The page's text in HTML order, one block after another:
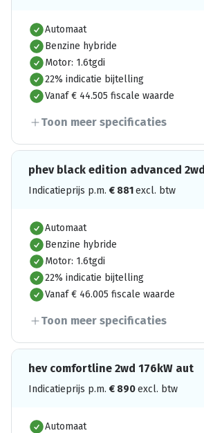
Automaat
Benzine hybride
Motor: 1.6tgdi
22% indicatie bijtelling
Vanaf € 44.505 fiscale waarde
Toon meer specificaties
phev black edition advanced
Indicatieprijs p.m. € 881excl. btw
Automaat
Benzine hybride
Motor: 1.6tgdi
22% indicatie bijtelling
Vanaf € 46.005 fiscale waarde
Toon meer specificaties
hev comfortline 2wd 176kW aut
Indicatieprijs p.m. € 890excl. btw
Automaat